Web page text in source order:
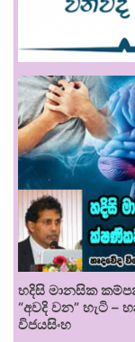
හදිසි මානසික
“අවදි වන” හැටි –
විජයසිංහ